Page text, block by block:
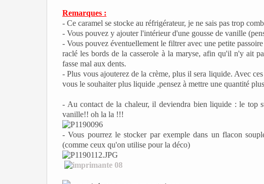
Remarques :
- Ce caramel se stocke au réfrigérateur, je ne sais pas trop
- Vous pouvez y ajouter l'intérieur d'une gousse de vanille
- Vous pouvez éventuellement le filtrer avec une petite
raclé les bords de la casserole à la maryse, afin qu'il n'y ait
fasse mal aux dents.
- Plus vous ajouterez de la crème, plus il sera liquide. Avec
vous le souhaiter plus liquide ,pensez à mettre une quantité
- Au contact de la chaleur, il deviendra bien liquide : le top
vanille!! oh la la !!!
- Vous pourrez le stocker par exemple dans un flacon
(comme ceux qu'on utilise pour la déco)